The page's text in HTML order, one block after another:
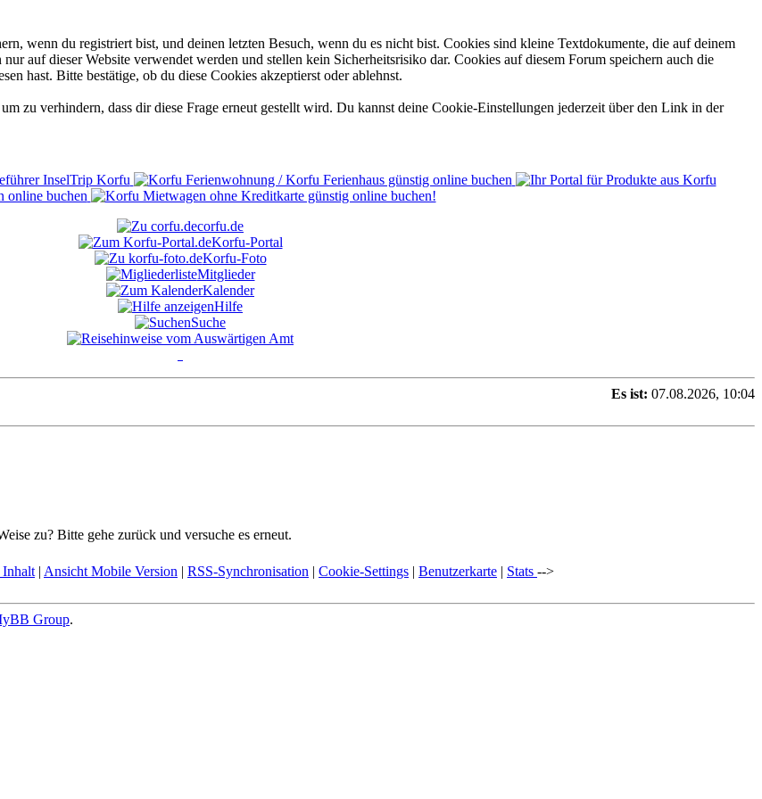
wenn du registriert bist, und deinen letzten Besuch, wenn du es nicht bist. Cookies sind kleine Textdokumente, die auf deinem
auf dieser Website verwendet werden und stellen kein Sicherheitsrisiko dar. Cookies auf diesem Forum speichern auch die
hast. Bitte bestätige, ob du diese Cookies akzeptierst oder ablehnst.
zu verhindern, dass dir diese Frage erneut gestellt wird. Du kannst deine Cookie-Einstellungen jederzeit über den Link in der
corfu.de
Korfu-Portal
Korfu-Foto
Mitglieder
Kalender
Hilfe
Suche
Es ist: 07.08.2026, 10:04
zu? Bitte gehe zurück und versuche es erneut.
Inhalt | Ansicht Mobile Version | RSS-Synchronisation | Cookie-Settings | Benutzerkarte | Stats -->
Group.